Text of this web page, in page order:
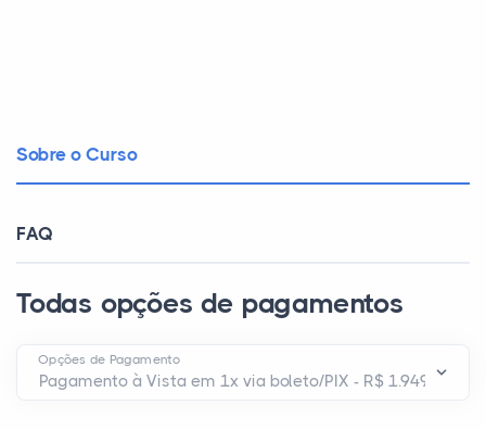
Sobre o Curso
FAQ
Todas opções de pagamentos
Opções de Pagamento